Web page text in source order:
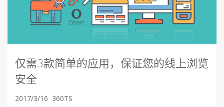
仅需3款简单的应用，保证您的线上浏览
安全
2017/3/16 360TS